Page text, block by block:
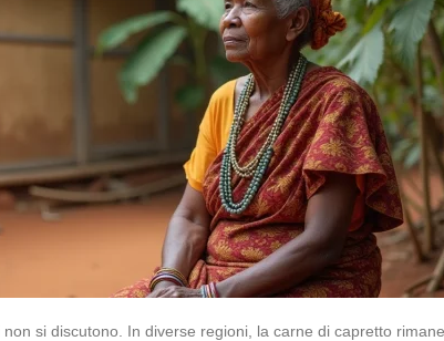
si discutono. In diverse regioni, la carne di capretto